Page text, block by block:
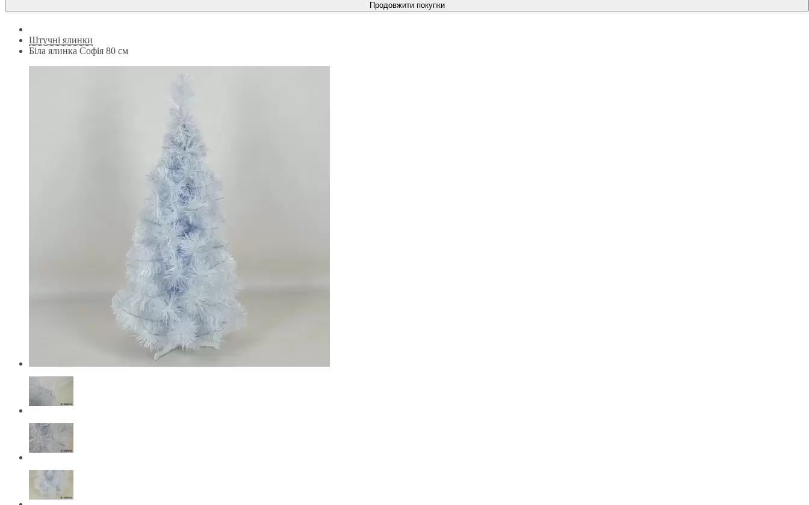
Продовжити покупки
Штучні ялинки
Біла ялинка Софія 80 см